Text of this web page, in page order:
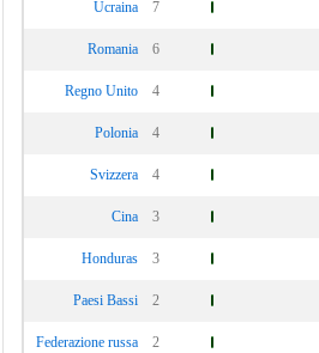
Ucraina 7
Romania 6
Regno Unito 4
Polonia 4
Svizzera 4
Cina 3
Honduras 3
Paesi Bassi 2
Federazione russa 2